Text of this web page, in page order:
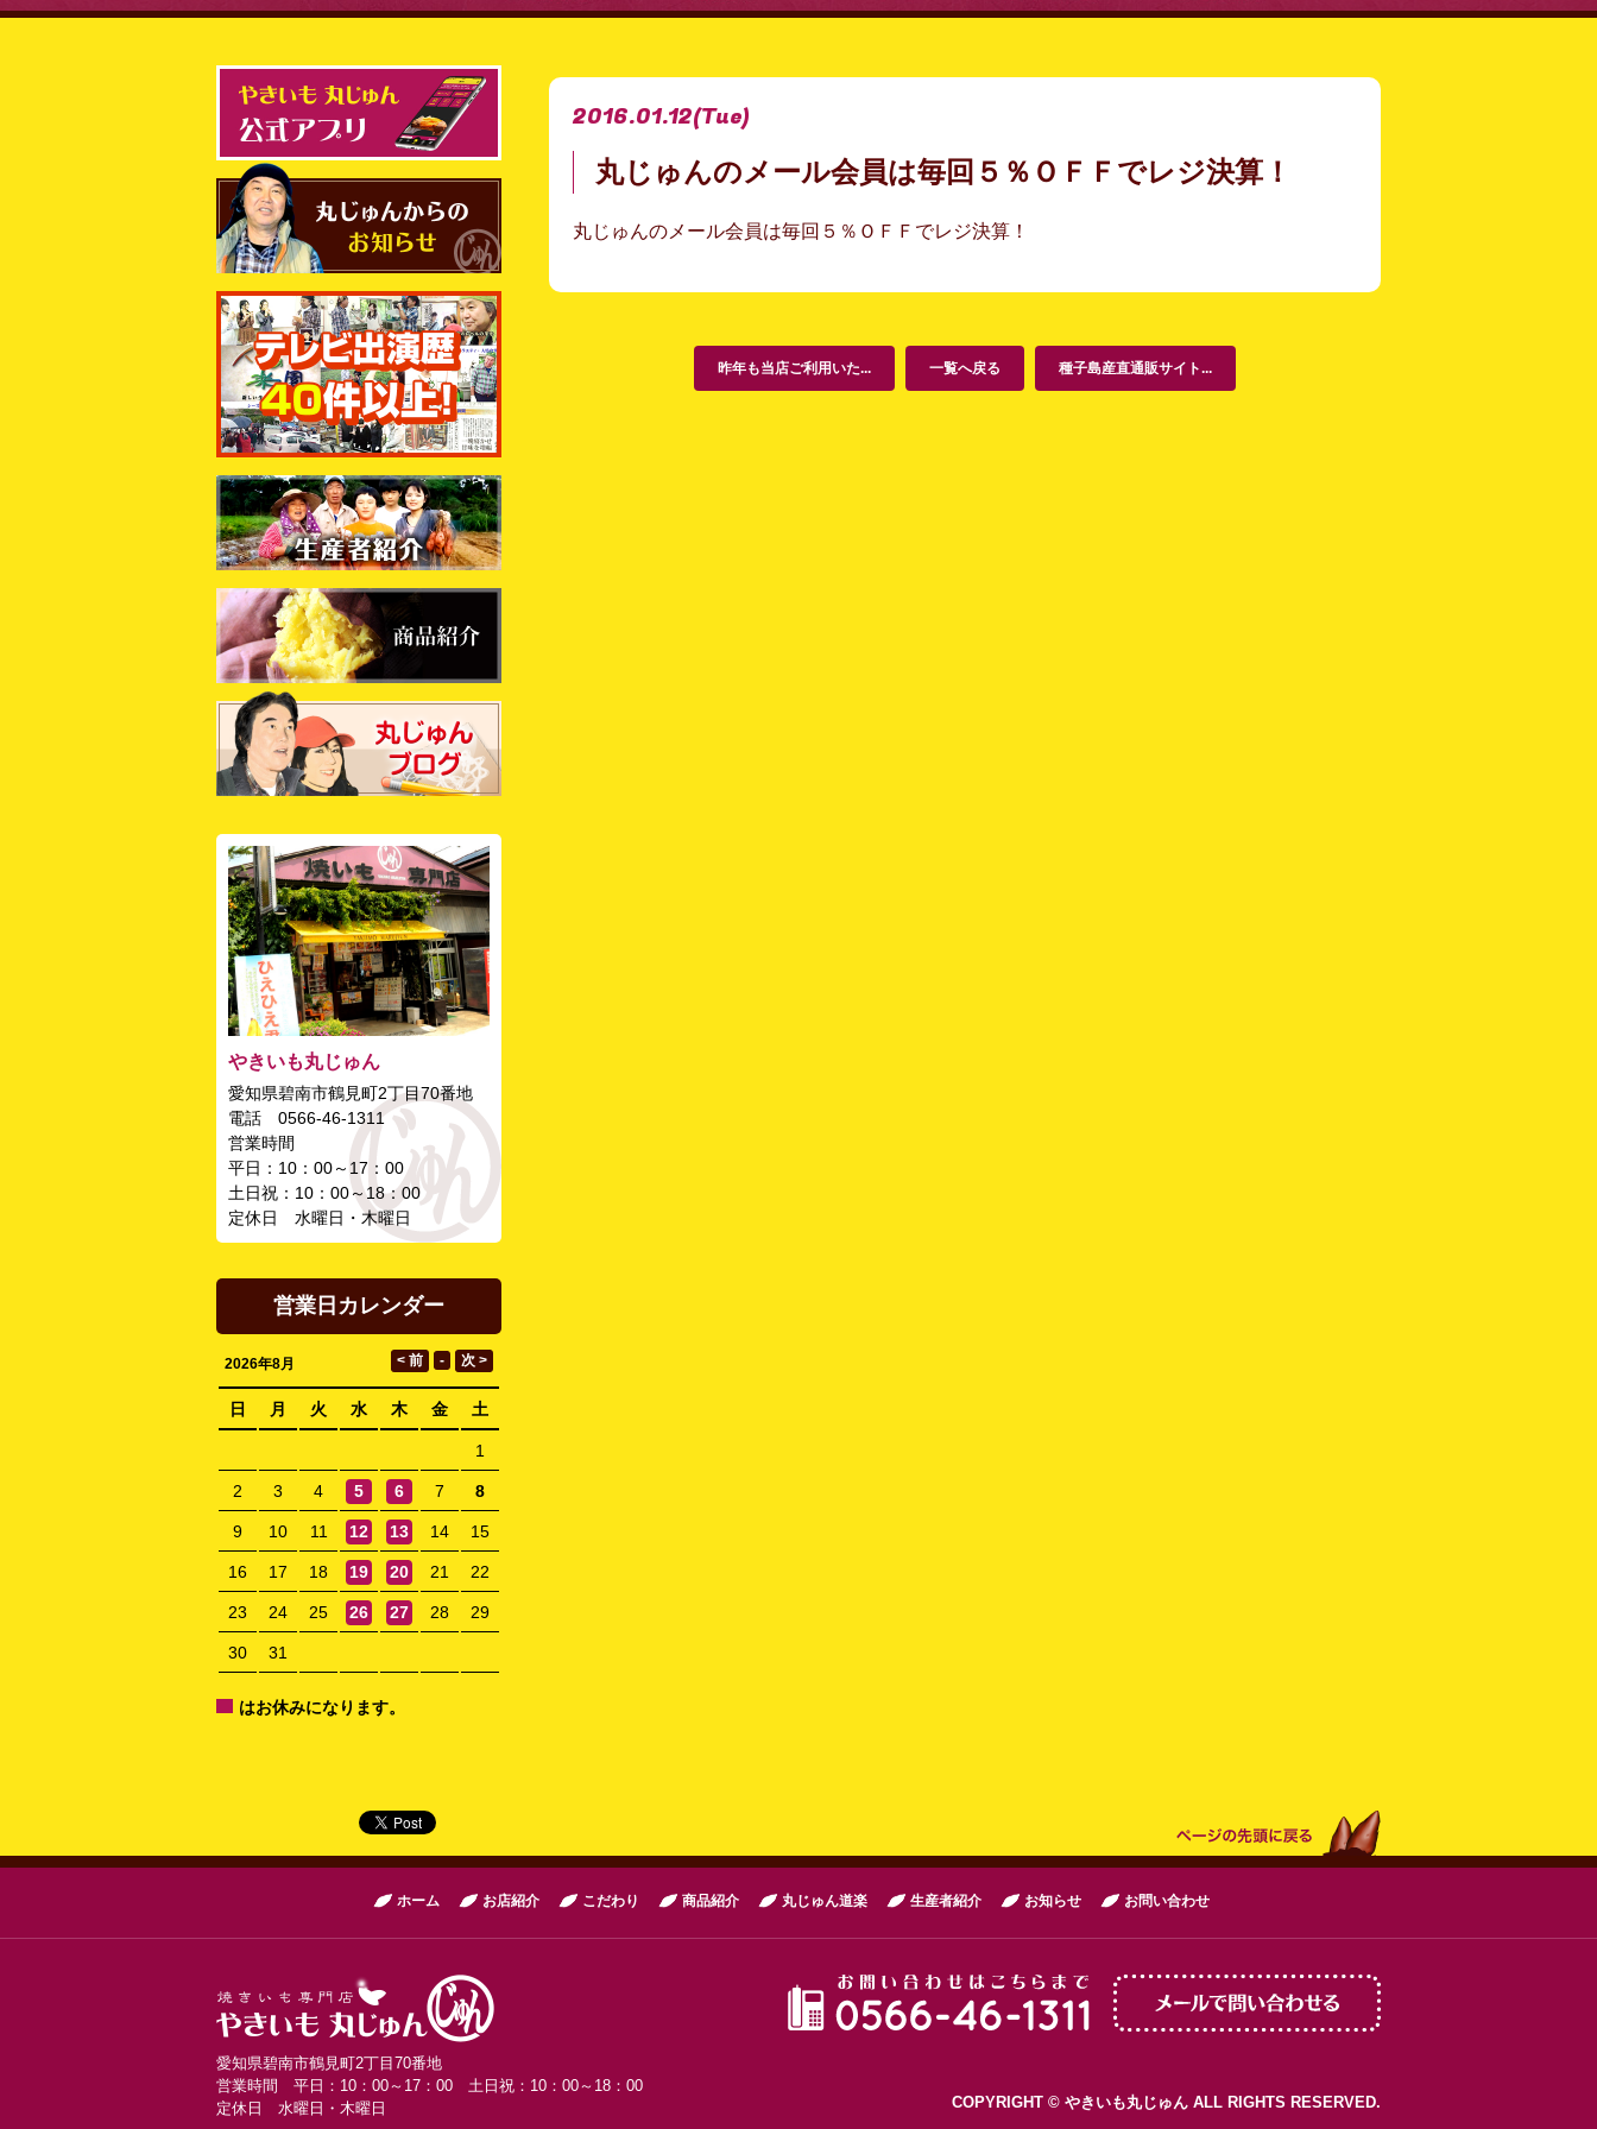
2016.01.12(Tue)
丸じゅんのメール会員は毎回５％ＯＦＦでレジ決算！
丸じゅんのメール会員は毎回５％ＯＦＦでレジ決算！
昨年も当店ご利用いた... 一覧へ戻る 種子島産直通販サイト...
やきいも丸じゅん
愛知県碧南市鶴見町2丁目70番地
電話 0566-46-1311
営業時間
平日：10：00～17：00
土日祝：10：00～18：00
定休日 水曜日・木曜日
営業日カレンダー
2026年8月
日 月 火 水 木 金 土
1
2 3 4 5 6 7 8
9 10 11 12 13 14 15
16 17 18 19 20 21 22
23 24 25 26 27 28 29
30 31
はお休みになります。
ホーム お店紹介 こだわり 商品紹介 丸じゅん道楽 生産者紹介 お知らせ お問い合わせ
愛知県碧南市鶴見町2丁目70番地
営業時間 平日：10：00～17：00 土日祝：10：00～18：00
定休日 水曜日・木曜日
COPYRIGHT © やきいも丸じゅん ALL RIGHTS RESERVED.